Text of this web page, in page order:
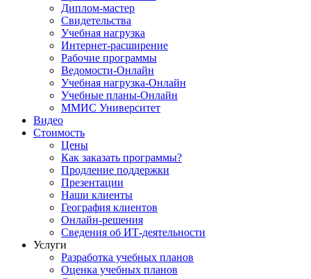
Диплом-мастер
Свидетельства
Учебная нагрузка
Интернет-расширение
Рабочие программы
Ведомости-Онлайн
Учебная нагрузка-Онлайн
Учебные планы-Онлайн
ММИС Университет
Видео
Стоимость
Цены
Как заказать программы?
Продление поддержки
Презентации
Наши клиенты
География клиентов
Онлайн-решения
Сведения об ИТ-деятельности
Услуги
Разработка учебных планов
Оценка учебных планов